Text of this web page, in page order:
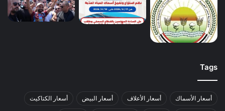
Tags
أسعار الأسماك أسعار الأعلاف أسعار البيض أسعار الكتاكيت